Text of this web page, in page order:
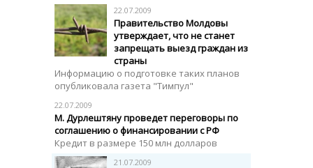
22.07.2009
Правительство Молдовы
утверждает, что не станет
запрещать выезд граждан из
страны
Информацию о подготовке таких планов
опубликовала газета "Тимпул"
22.07.2009
М. Дурлештяну проведет переговоры по
соглашению о финансировании с РФ
Кредит в размере 150 млн долларов
21.07.2009